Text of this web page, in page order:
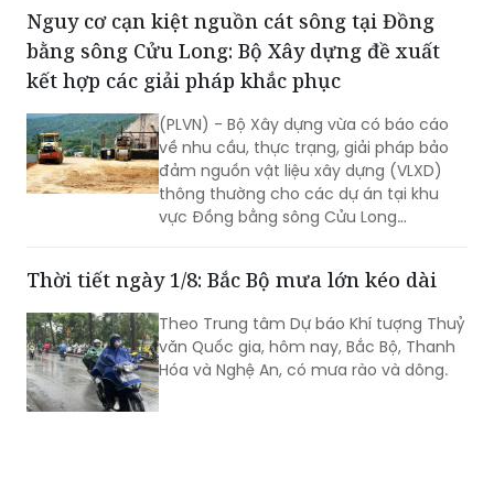
Nguy cơ cạn kiệt nguồn cát sông tại Đồng
bằng sông Cửu Long: Bộ Xây dựng đề xuất
kết hợp các giải pháp khắc phục
(PLVN) - Bộ Xây dựng vừa có báo cáo
về nhu cầu, thực trạng, giải pháp bảo
đảm nguồn vật liệu xây dựng (VLXD)
thông thường cho các dự án tại khu
vực Đồng bằng sông Cửu Long
Thời tiết ngày 1/8: Bắc Bộ mưa lớn kéo dài
Theo Trung tâm Dự báo Khí tượng Thuỷ
văn Quốc gia, hôm nay, Bắc Bộ, Thanh
Hóa và Nghệ An, có mưa rào và dông.